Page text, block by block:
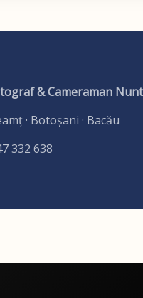
& Cameraman
· Botoșani · Bacău
332 638